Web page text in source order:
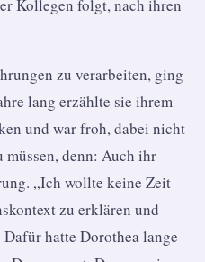
Kollegen folgt, nach ihren
zu verarbeiten, ging
lang erzählte sie ihrem
und war froh, dabei nicht
denn: Auch ihr
„Ich wollte keine Zeit
zu erklären und
hatte Dorothea lange